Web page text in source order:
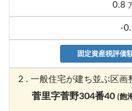
0.8
-
固定資産税評価
2 . 一般住宅が建ち並ぶ区
菅里字菅野304番40 (飽